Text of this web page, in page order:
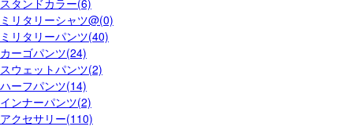
スタンドカラー(6)
ミリタリーシャツ@(0)
ミリタリーパンツ(40)
カーゴパンツ(24)
スウェットパンツ(2)
ハーフパンツ(14)
インナーパンツ(2)
アクセサリー(110)